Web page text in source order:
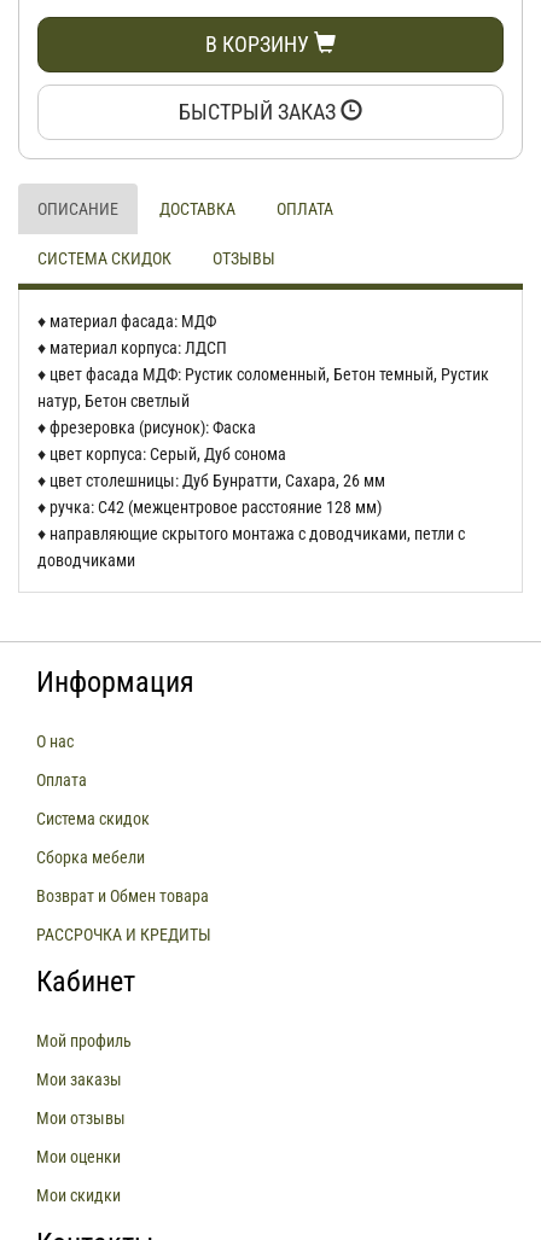
В КОРЗИНУ
БЫСТРЫЙ ЗАКАЗ
ОПИСАНИЕ ДОСТАВКА ОПЛАТА
СИСТЕМА СКИДОК ОТЗЫВЫ
♦ материал фасада: МДФ
♦ материал корпуса: ЛДСП
♦ цвет фасада МДФ: Рустик соломенный, Бетон темный, Рустик
натур, Бетон светлый
♦ фрезеровка (рисунок): Фаска
♦ цвет корпуса: Серый, Дуб сонома
♦ цвет столешницы: Дуб Бунратти, Сахара, 26 мм
♦ ручка: С42 (межцентровое расстояние 128 мм)
♦ направляющие скрытого монтажа с доводчиками, петли с
доводчиками
Информация
О нас
Оплата
Система скидок
Сборка мебели
Возврат и Обмен товара
РАССРОЧКА И КРЕДИТЫ
Кабинет
Мой профиль
Мои заказы
Мои отзывы
Мои оценки
Мои скидки